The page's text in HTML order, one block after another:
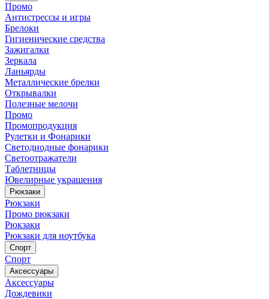
Промо
Антистрессы и игры
Брелоки
Гигиенические средства
Зажигалки
Зеркала
Ланьярды
Металлические брелки
Открывалки
Полезные мелочи
Промо
Промопродукция
Рулетки и Фонарики
Светодиодные фонарики
Светоотражатели
Таблетницы
Ювелирные украшения
Рюкзаки
Рюкзаки
Промо рюкзаки
Рюкзаки
Рюкзаки для ноутбука
Спорт
Спорт
Аксессуары
Аксессуары
Дождевики